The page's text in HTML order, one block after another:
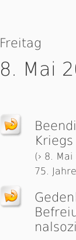
Freitag
8. Mai
(› 8. Mai
75.